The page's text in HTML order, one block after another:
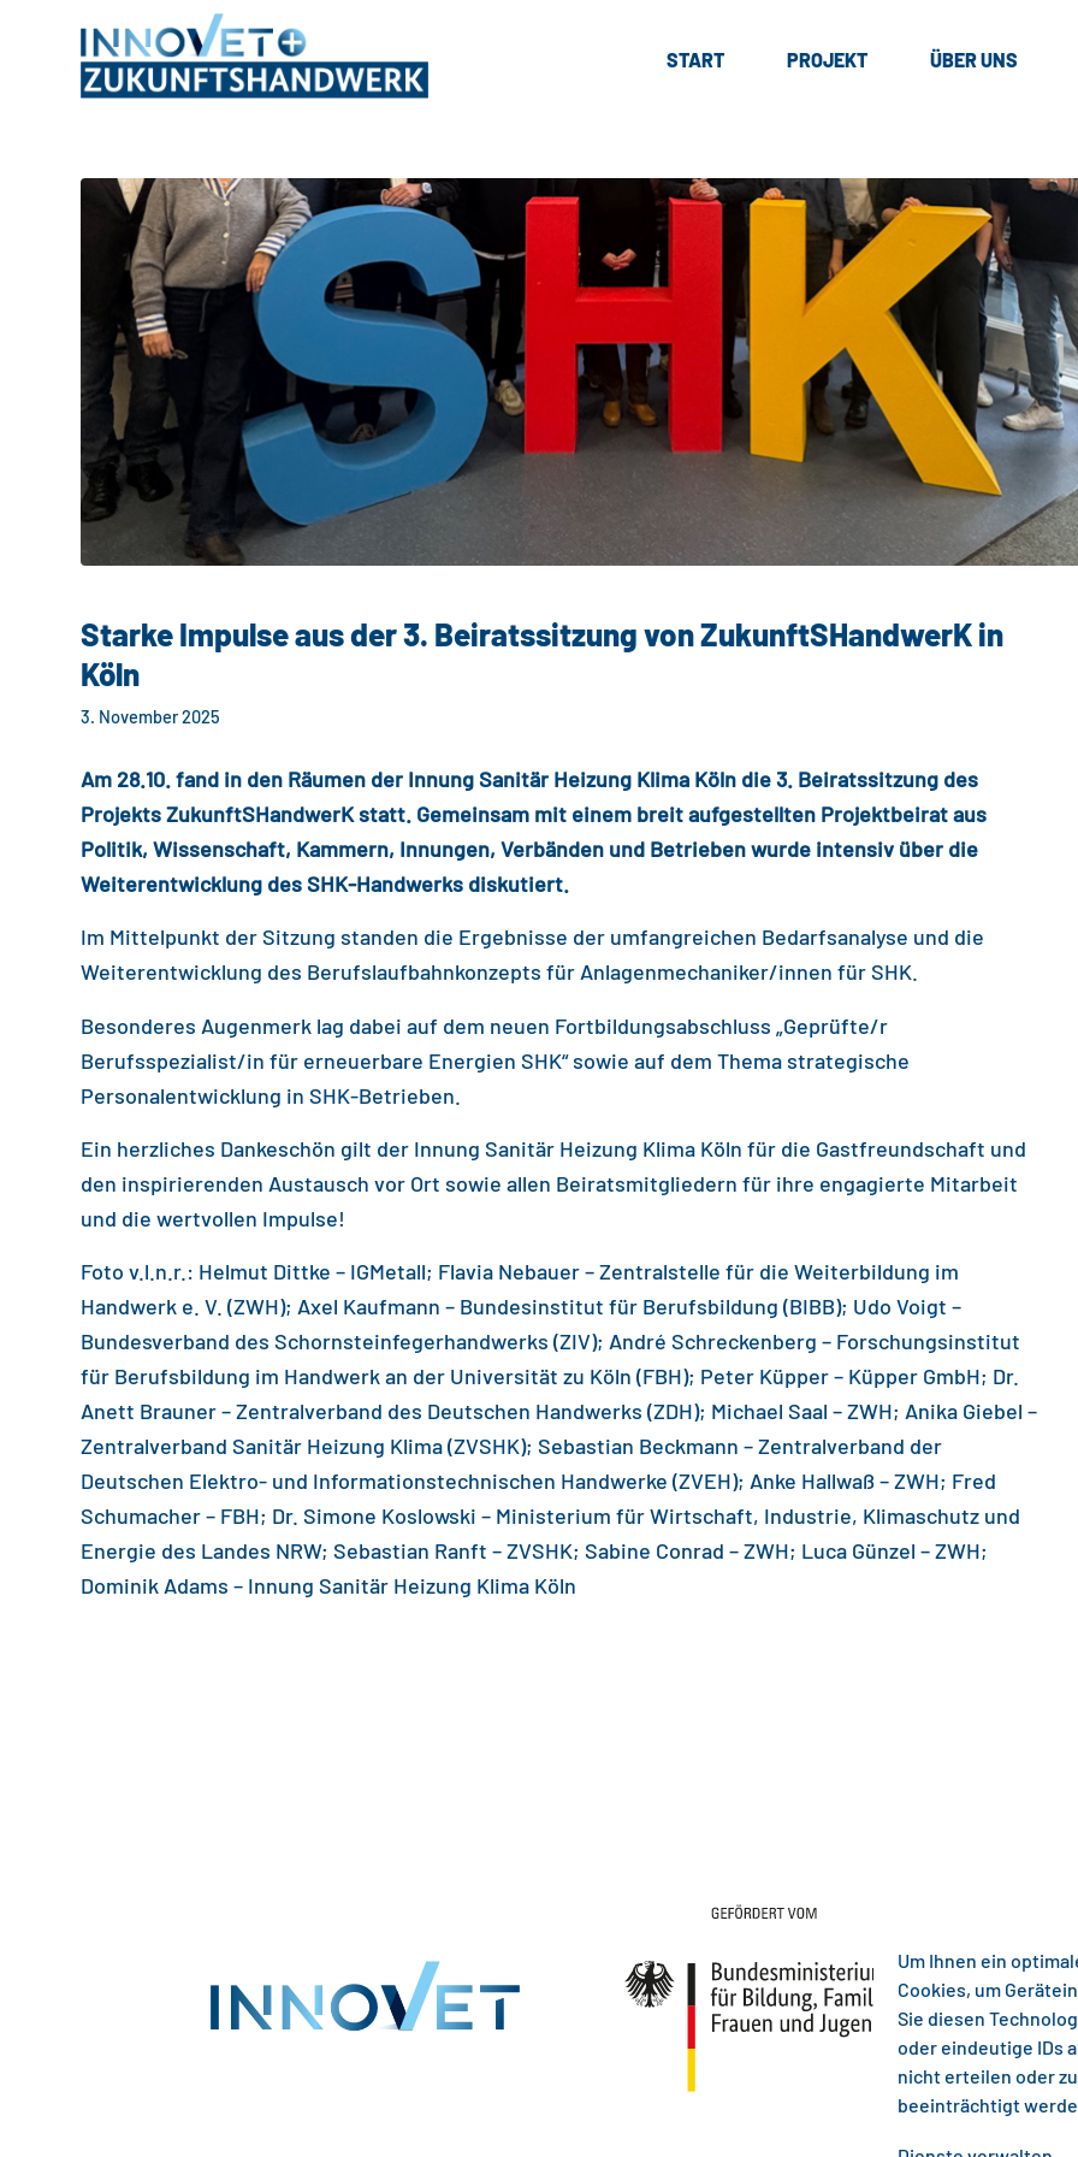
Um Ihnen ein
Cookies, um
Sie diesen
oder eindeutige IDs
nicht erteilen oder
beeinträchtigt
START PROJEKT ÜBER UNS
Starke Impulse aus der 3. Beiratssitzung von ZukunftSHandwerK in
Köln
3. November 2025
Am 28.10. fand in den Räumen der Innung Sanitär Heizung Klima Köln die 3. Beiratssitzung des
Projekts ZukunftSHandwerK statt. Gemeinsam mit einem breit aufgestellten Projektbeirat aus
Politik, Wissenschaft, Kammern, Innungen, Verbänden und Betrieben wurde intensiv über die
Weiterentwicklung des SHK-Handwerks diskutiert.
Im Mittelpunkt der Sitzung standen die Ergebnisse der umfangreichen Bedarfsanalyse und die
Weiterentwicklung des Berufslaufbahnkonzepts für Anlagenmechaniker/innen für SHK.
Besonderes Augenmerk lag dabei auf dem neuen Fortbildungsabschluss „Geprüfte/r
Berufsspezialist/in für erneuerbare Energien SHK“ sowie auf dem Thema strategische
Personalentwicklung in SHK-Betrieben.
Ein herzliches Dankeschön gilt der Innung Sanitär Heizung Klima Köln für die Gastfreundschaft und
den inspirierenden Austausch vor Ort sowie allen Beiratsmitgliedern für ihre engagierte Mitarbeit
und die wertvollen Impulse!
Foto v.l.n.r.: Helmut Dittke – IGMetall; Flavia Nebauer – Zentralstelle für die Weiterbildung im
Handwerk e. V. (ZWH); Axel Kaufmann – Bundesinstitut für Berufsbildung (BIBB); Udo Voigt –
Bundesverband des Schornsteinfegerhandwerks (ZIV); André Schreckenberg – Forschungsinstitut
für Berufsbildung im Handwerk an der Universität zu Köln (FBH); Peter Küpper – Küpper GmbH; Dr.
Anett Brauner – Zentralverband des Deutschen Handwerks (ZDH); Michael Saal – ZWH; Anika Giebel –
Zentralverband Sanitär Heizung Klima (ZVSHK); Sebastian Beckmann – Zentralverband der
Deutschen Elektro- und Informationstechnischen Handwerke (ZVEH); Anke Hallwaß – ZWH; Fred
Schumacher – FBH; Dr. Simone Koslowski – Ministerium für Wirtschaft, Industrie, Klimaschutz und
Energie des Landes NRW; Sebastian Ranft – ZVSHK; Sabine Conrad – ZWH; Luca Günzel – ZWH;
Dominik Adams – Innung Sanitär Heizung Klima Köln